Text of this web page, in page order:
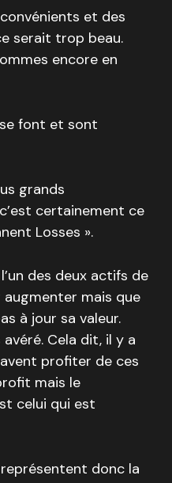
et des
serait trop beau.
encore en
font et sont
grands
certainement ce
Losses ».
des deux actifs de
mais que
à jour sa valeur.
avéré. Cela dit, il y a
profiter de ces
mais le
celui qui est
donc la